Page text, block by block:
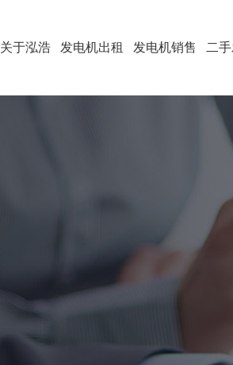
关于泓浩 发电机出租 发电机销售 二